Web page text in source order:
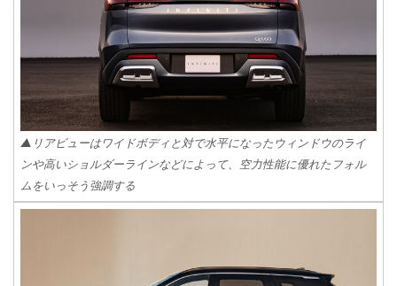
▲リアビューはワイドボディと対で水平になったウィンドウのライ
ンや高いショルダーラインなどによって、空力性能に優れたフォル
ムをいっそう強調する